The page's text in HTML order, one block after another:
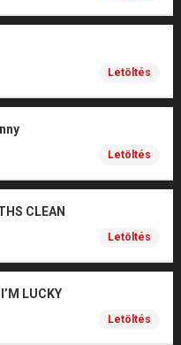
Letöltés
Letöltés
CLEAN
Letöltés
LUCKY
Letöltés